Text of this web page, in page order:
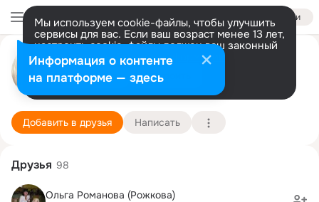
Войти
Мы используем cookie-файлы, чтобы улучшить
сервисы для вас. Если ваш возраст менее 13 лет,
настроить cookie-файлы должен ваш законный
представитель. Больше информации
Разрешить все Настроить
Валерия Стрыгина
Москва
15 апреля (37 лет)
Реальная гимназия
Подробнее
Добавить в друзья Написать
Друзья 98
Ольга Романова (Рожкова)
Информация о контенте
на платформе — здесь